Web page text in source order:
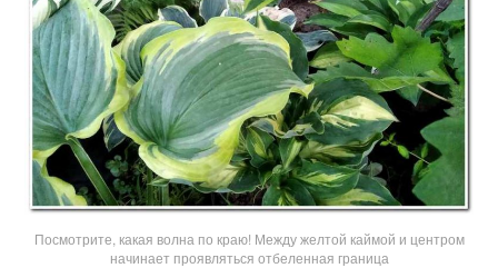
Посмотрите, какая волна по краю! Между желтой каймой и центром
начинает проявляться отбеленная граница